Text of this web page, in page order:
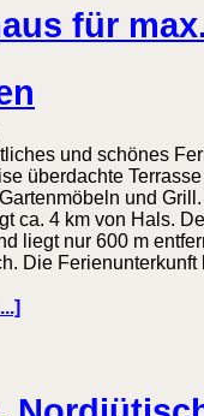
für
und schönes
überdachte
und
ca. 4 km von Hals.
liegt nur 600 m
Die Ferienunterkunft